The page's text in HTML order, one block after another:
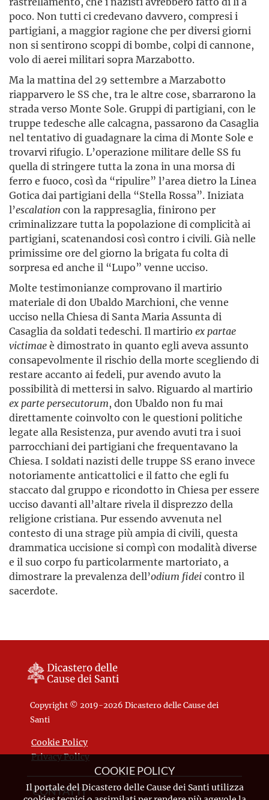
poco. Non tutti ci credevano davvero, compresi i
partigiani, a maggior ragione che per diversi giorni
non si sentirono scoppi di bombe, colpi di cannone,
volo di aerei militari sopra Marzabotto.
Ma la mattina del 29 settembre a Marzabotto
riapparvero le SS che, tra le altre cose, sbarrarono la
strada verso Monte Sole. Gruppi di partigiani, con le
truppe tedesche alle calcagna, passarono da Casaglia
nel tentativo di guadagnare la cima di Monte Sole e
trovarvi rifugio. L’operazione militare delle SS fu
quella di stringere tutta la zona in una morsa di
ferro e fuoco, così da “ripulire” l’area dietro la Linea
Gotica dai partigiani della “Stella Rossa”. Iniziata
l’escalation con la rappresaglia, finirono per
criminalizzare tutta la popolazione di complicità ai
partigiani, scatenandosi così contro i civili. Già nelle
primissime ore del giorno la brigata fu colta di
sorpresa ed anche il “Lupo” venne ucciso.
Molte testimonianze comprovano il martirio
materiale di don Ubaldo Marchioni, che venne
ucciso nella Chiesa di Santa Maria Assunta di
Casaglia da soldati tedeschi. Il martirio ex partae
victimaeè dimostrato in quanto egli aveva assunto
consapevolmente il rischio della morte scegliendo di
restare accanto ai fedeli, pur avendo avuto la
possibilità di mettersi in salvo. Riguardo al martirio
ex parte persecutorum, don Ubaldo non fu mai
direttamente coinvolto con le questioni politiche
legate alla Resistenza, pur avendo avuti tra i suoi
parrocchiani dei partigiani che frequentavano la
Chiesa. I soldati nazisti delle truppe SS erano invece
notoriamente anticattolici e il fatto che egli fu
staccato dal gruppo e ricondotto in Chiesa per essere
ucciso davanti all’altare rivela il disprezzo della
religione cristiana. Pur essendo avvenuta nel
contesto di una strage più ampia di civili, questa
drammatica uccisione si compì con modalità diverse
e il suo corpo fu particolarmente martoriato, a
dimostrare la prevalenza dell’odium fideicontro il
sacerdote.
Copyright © 2019-2026 Dicastero delle Cause dei
Santi
Cookie Policy
Privacy Policy
CONTATTI
COOKIE POLICY
Il portale del Dicastero delle Cause dei Santi utilizza